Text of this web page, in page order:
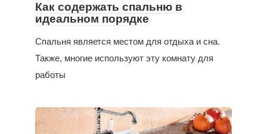
Как содержать спальню в
идеальном порядке
Спальня является местом для отдыха и сна.
Также, многие используют эту комнату для
работы